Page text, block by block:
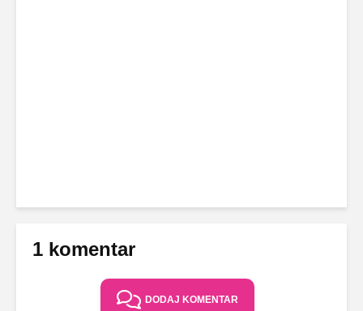
1 komentar
DODAJ KOMENTAR